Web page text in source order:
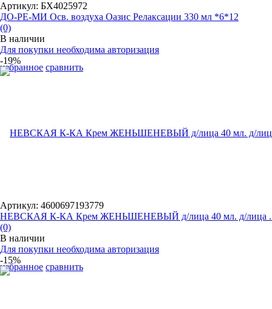
избранное сравнить
Артикул: БХ4025972
ДО-РЕ-МИ Осв. воздуха Оазис Релаксации 330 мл *6*12
(0)
В наличии
Для покупки необходима авторизация
-19%
избранное сравнить
Артикул: 4600697193779
НЕВСКАЯ К-КА Крем ЖЕНЬШЕНЕВЫЙ д/лица 40 мл. д/лица
(0)
В наличии
Для покупки необходима авторизация
-15%